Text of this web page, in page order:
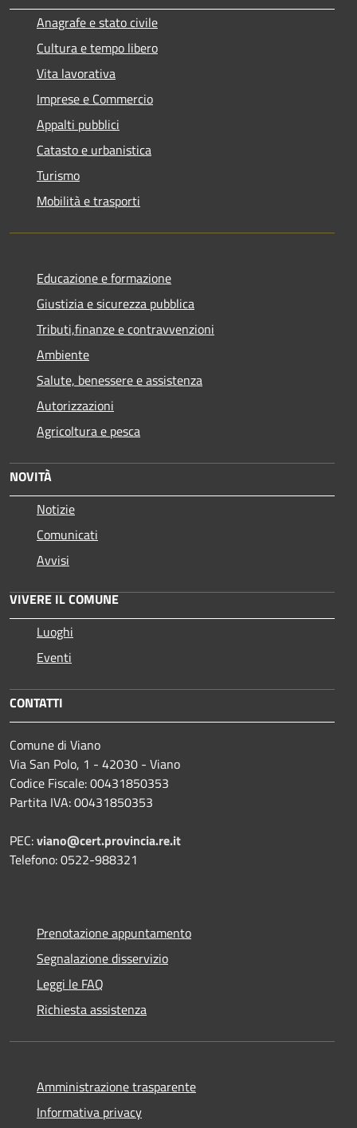
Anagrafe e stato civile
Cultura e tempo libero
Vita lavorativa
Imprese e Commercio
Appalti pubblici
Catasto e urbanistica
Turismo
Mobilità e trasporti
Educazione e formazione
Giustizia e sicurezza pubblica
Tributi,finanze e contravvenzioni
Ambiente
Salute, benessere e assistenza
Autorizzazioni
Agricoltura e pesca
NOVITÀ
Notizie
Comunicati
Avvisi
VIVERE IL COMUNE
Luoghi
Eventi
CONTATTI
Comune di Viano
Via San Polo, 1 - 42030 - Viano
Codice Fiscale: 00431850353
Partita IVA: 00431850353
PEC:viano@cert.provincia.re.it
Telefono: 0522-988321
Prenotazione appuntamento
Segnalazione disservizio
Leggi le FAQ
Richiesta assistenza
Amministrazione trasparente
Informativa privacy